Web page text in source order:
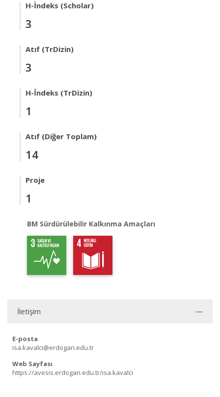
H-İndeks (Scholar)
3
Atıf (TrDizin)
3
H-İndeks (TrDizin)
1
Atıf (Diğer Toplam)
14
Proje
1
BM Sürdürülebilir Kalkınma Amaçları
İletişim
E-posta
isa.kavalci@erdogan.edu.tr
Web Sayfası
https://avesis.erdogan.edu.tr/isa.kavalci